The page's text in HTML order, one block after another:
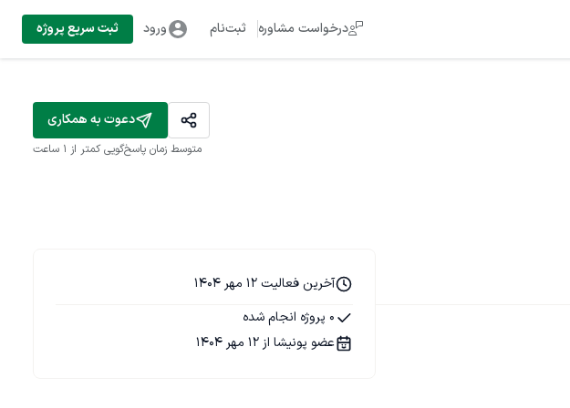
درخواست مشاوره ثبت‌نام ورود ثبت سریع پروژه
دعوت به همکاری
متوسط زمان پاسخ‌گویی کمتر از 1 ساعت
آخرین فعالیت 12 مهر 1404
0 پروژه انجام شده
عضو پونیشا از 12 مهر 1404